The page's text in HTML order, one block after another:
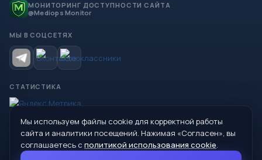
МОНИТОРИНГ ДОСТУПНОСТИ САЙТА
@Mediops Monitor
МЫ В СОЦСЕТЯХ
СТАТИСТИКА
© 2026 Управление образования Администрации МО
Сухой Лог
624800, Свердловская область, г. Сухой Лог, ул. Кирова, дом 7
Мы используем файлы cookie для корректной работы
сайта и аналитики посещений. Нажимая «Согласен», вы
соглашаетесь с политикой использования cookie.